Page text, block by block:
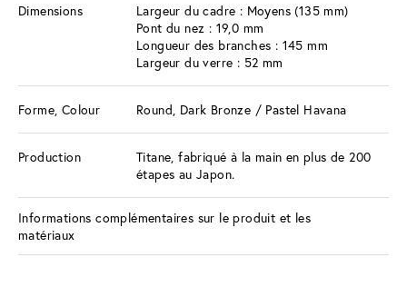
Dimensions
Largeur du cadre : Moyens (135 mm)
Pont du nez : 19,0 mm
Longueur des branches : 145 mm
Largeur du verre : 52 mm
Forme, Colour Round, Dark Bronze / Pastel Havana
Production
Titane, fabriqué à la main en plus de 200
étapes au Japon.
Informations complémentaires sur le produit et les
matériaux